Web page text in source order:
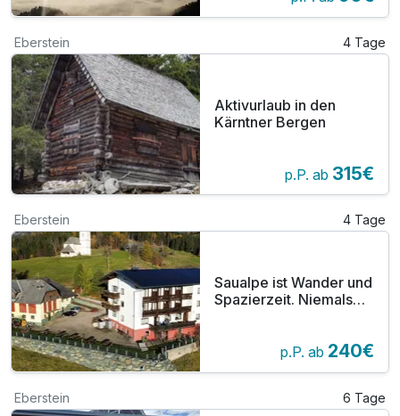
Eberstein 4 Tage
Aktivurlaub in den
Kärntner Bergen
p.P. ab 315€
Eberstein 4 Tage
Saualpe ist Wander und
Spazierzeit. Niemals
direkt aufs Handy.
p.P. ab 240€
Eberstein 6 Tage